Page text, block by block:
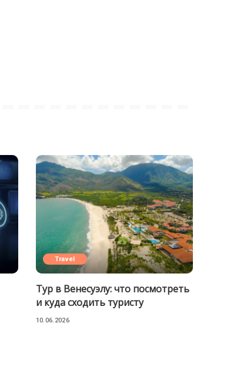
Travel
Тур в Венесуэлу: что посмотреть
и куда сходить туристу
10.06.2026